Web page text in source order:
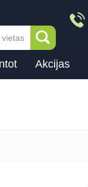
Akcijas